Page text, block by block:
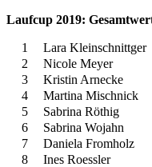
Laufcup 2019:
1 Lara Kleinschnittger
2
Nicole Meyer
3
Kristin Arnecke
4
Martina Mischnick
5
Sabrina Röthig
6
Sabrina Wojahn
7
Daniela Fromholz
8
Ines Roessler